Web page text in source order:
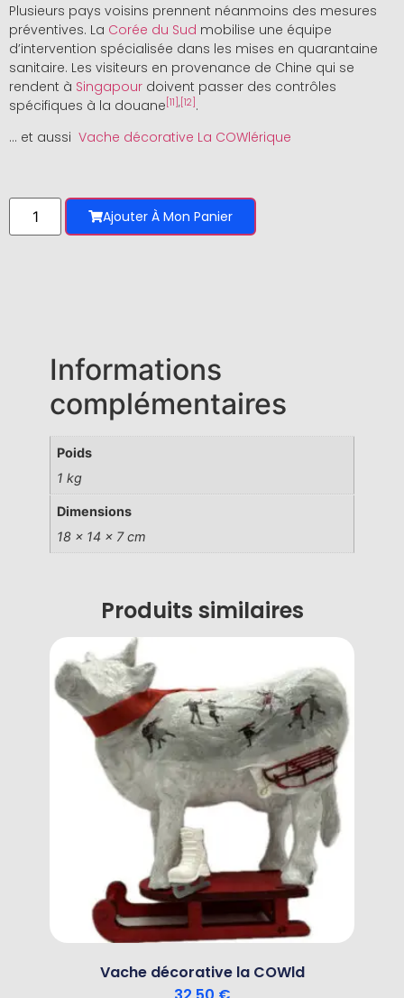
Plusieurs pays voisins prennent néanmoins des mesures
préventives. La Corée du Sud mobilise une équipe
d’intervention spécialisée dans les mises en quarantaine
sanitaire. Les visiteurs en provenance de Chine qui se
rendent à Singapour doivent passer des contrôles
spécifiques à la douane [11],[12] .
… et aussi Vache décorative La COWlérique
Ajouter À Mon Panier
Informations
complémentaires
Poids
1 kg
Dimensions
18 × 14 × 7 cm
Produits similaires
Vache décorative la COWld